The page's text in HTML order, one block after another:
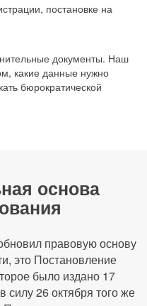
постановке на
документы. Наш
какие данные нужно
бюрократической
основа
правовую основу
это Постановление
было издано 17
силу 26 октября того же